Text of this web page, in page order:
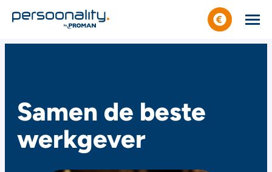
Samen de beste
werkgever